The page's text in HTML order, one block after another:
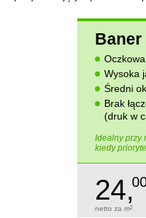
Baner
Wysoka
Średni
Brak
(druk w
Idealny przy
kiedy
24,
netto za m2